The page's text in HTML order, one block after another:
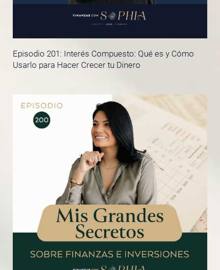
Episodio 201: Interés Compuesto: Qué es y Cómo
Usarlo para Hacer Crecer tu Dinero